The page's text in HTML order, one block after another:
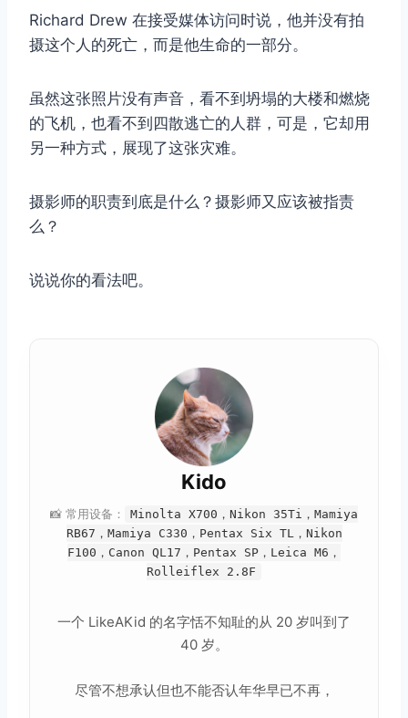
Richard Drew 在接受媒体访问时说，他并没有拍
摄这个人的死亡，而是他生命的一部分。
虽然这张照片没有声音，看不到坍塌的大楼和燃烧
的飞机，也看不到四散逃亡的人群，可是，它却用
另一种方式，展现了这张灾难。
摄影师的职责到底是什么？摄影师又应该被指责
么？
说说你的看法吧。
Kido
📸 常用设备：
Minolta X700，Nikon 35Ti，Mamiya
RB67，Mamiya C330，Pentax Six TL，Nikon
F100，Canon QL17，Pentax SP，Leica M6，
Rolleiflex 2.8F
一个 LikeAKid 的名字恬不知耻的从 20 岁叫到了
40 岁。
尽管不想承认但也不能否认年华早已不再，